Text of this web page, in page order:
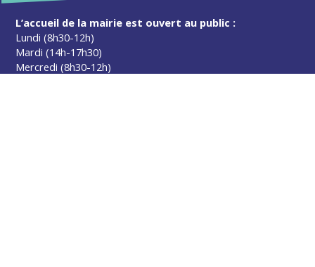
L’accueil de la mairie est ouvert au public :
Lundi (8h30-12h)
Mardi (14h-17h30)
Mercredi (8h30-12h)